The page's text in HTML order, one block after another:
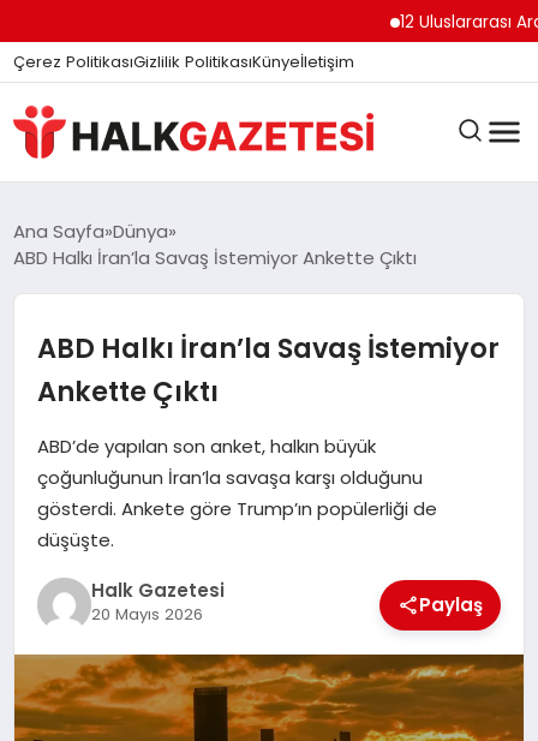
12 Uluslararası Arap
Çerez PolitikasıGizlilik PolitikasıKünyeİletişim
DÜNYA
EKONOMI
GÜNDEM
MAGAZIN
SAĞLIK
Ana Sayfa Dünya
ABD Halkı İran’la Savaş İstemiyor Ankette Çıktı
ABD Halkı İran’la Savaş İstemiyor
Ankette Çıktı
ABD’de yapılan son anket, halkın büyük
çoğunluğunun İran’la savaşa karşı olduğunu
gösterdi. Ankete göre Trump’ın popülerliği de
düşüşte.
Halk Gazetesi
20 Mayıs 2026 Paylaş